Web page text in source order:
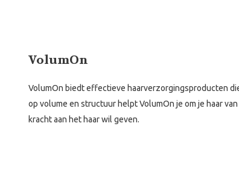
VolumOn
VolumOn biedt effectieve haarverzorgingsproducten
op volume en structuur helpt VolumOn je om je haar
kracht aan het haar wil geven.